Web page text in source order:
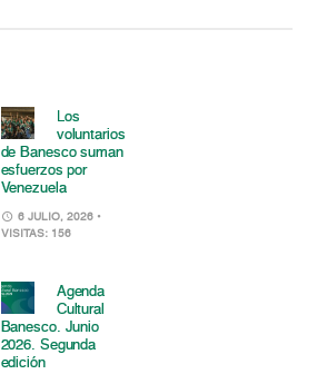
Los
voluntarios
de Banesco suman
esfuerzos por
Venezuela
6 JULIO, 2026 •
VISITAS: 156
Agenda
Cultural
Banesco. Junio
2026. Segunda
edición